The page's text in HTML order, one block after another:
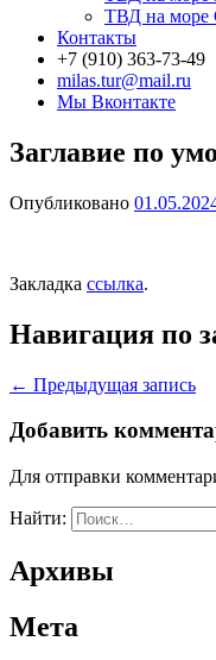
ТВД на море
Контакты
+7 (910) 363-73-49
milas.tur@mail.ru
Мы Вконтакте
Заглавие по
Опубликовано
Закладка ссылка.
Навигация по
← Предыдущая запись
Добавить
Для отправки
Найти:
Архивы
Мета